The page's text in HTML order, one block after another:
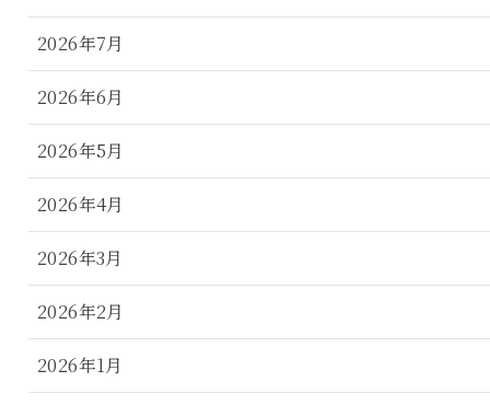
2026年7月
2026年6月
2026年5月
2026年4月
2026年3月
2026年2月
2026年1月